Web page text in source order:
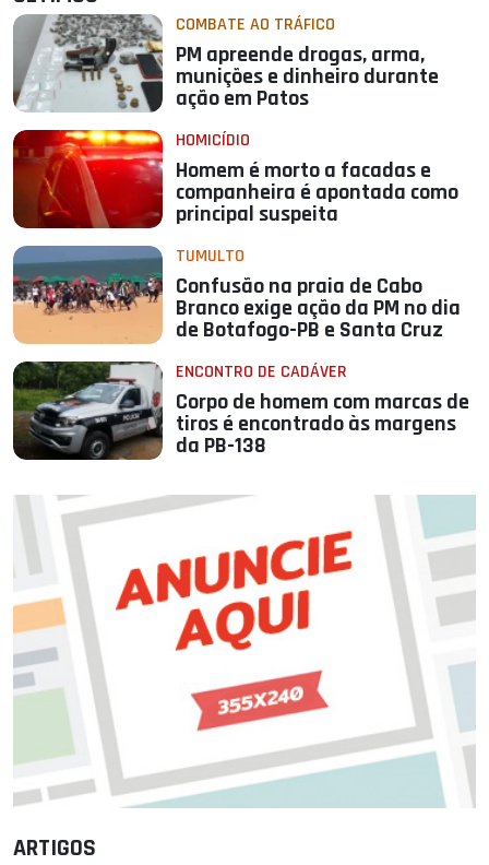
COMBATE AO TRÁFICO
PM apreende drogas, arma,
munições e dinheiro durante
ação em Patos
HOMICÍDIO
Homem é morto a facadas e
companheira é apontada como
principal suspeita
TUMULTO
Confusão na praia de Cabo
Branco exige ação da PM no dia
de Botafogo-PB e Santa Cruz
ENCONTRO DE CADÁVER
Corpo de homem com marcas de
tiros é encontrado às margens
da PB-138
ARTIGOS